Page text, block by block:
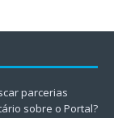
parcerias
sobre o Portal?